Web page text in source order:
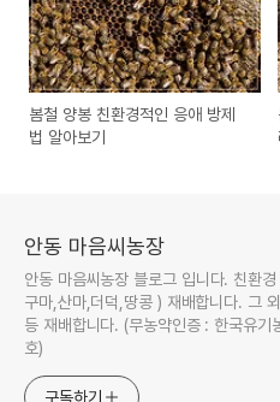
봄철 양봉 친환경적인 응애 방제
법 알아보기
안동 마음씨농장
안동 마음씨농장 블로그 입니다. 친환
구마,산마,더덕,땅콩 ) 재배합니다. 그
등 재배합니다. (무농약인증 : 한국유
호)
구독하기